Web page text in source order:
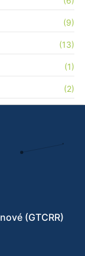
(9)
(13)
(1)
(2)
(GTCRR)